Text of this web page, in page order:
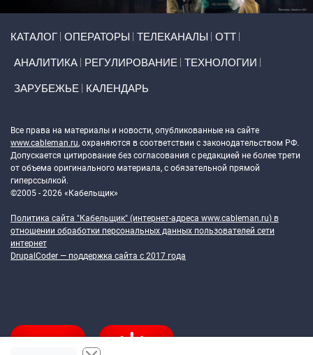
КАТАЛОГ ОПЕРАТОРЫ ТЕЛЕКАНАЛЫ ОТТ
АНАЛИТИКА РЕГУЛИРОВАНИЕ ТЕХНОЛОГИИ
ЗАРУБЕЖЬЕ КАЛЕНДАРЬ
Все права на материалы и новости, опубликованные на сайте
www.cableman.ru, охраняются в соответствии с законодательством РФ.
Допускается цитирование без согласования с редакцией не более трети
от объема оригинального материала, с обязательной прямой
гиперссылкой.
©2005 - 2026 «Кабельщик»
Политика сайта "Кабельщик" (интернет-адреса www.cableman.ru) в
отношении обработки персональных данных пользователей сети
интернет
DrupalCoder — поддержка сайта c 2017 года